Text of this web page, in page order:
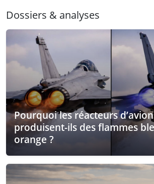
Dossiers & analyses
Pourquoi les réacteurs
produisent-ils des flammes
orange ?